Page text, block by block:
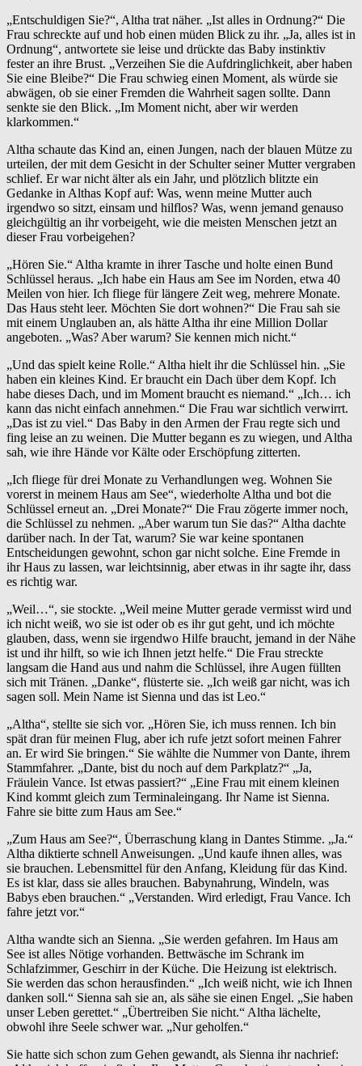
„Entschuldigen Sie?“, Altha trat näher. „Ist alles in Ordnung?“ Die
Frau schreckte auf und hob einen müden Blick zu ihr. „Ja, alles ist in
Ordnung“, antwortete sie leise und drückte das Baby instinktiv
fester an ihre Brust. „Verzeihen Sie die Aufdringlichkeit, aber haben
Sie eine Bleibe?“ Die Frau schwieg einen Moment, als würde sie
abwägen, ob sie einer Fremden die Wahrheit sagen sollte. Dann
senkte sie den Blick. „Im Moment nicht, aber wir werden
klarkommen.“
Altha schaute das Kind an, einen Jungen, nach der blauen Mütze zu
urteilen, der mit dem Gesicht in der Schulter seiner Mutter vergraben
schlief. Er war nicht älter als ein Jahr, und plötzlich blitzte ein
Gedanke in Althas Kopf auf: Was, wenn meine Mutter auch
irgendwo so sitzt, einsam und hilflos? Was, wenn jemand genauso
gleichgültig an ihr vorbeigeht, wie die meisten Menschen jetzt an
dieser Frau vorbeigehen?
„Hören Sie.“ Altha kramte in ihrer Tasche und holte einen Bund
Schlüssel heraus. „Ich habe ein Haus am See im Norden, etwa 40
Meilen von hier. Ich fliege für längere Zeit weg, mehrere Monate.
Das Haus steht leer. Möchten Sie dort wohnen?“ Die Frau sah sie
mit einem Unglauben an, als hätte Altha ihr eine Million Dollar
angeboten. „Was? Aber warum? Sie kennen mich nicht.“
„Und das spielt keine Rolle.“ Altha hielt ihr die Schlüssel hin. „Sie
haben ein kleines Kind. Er braucht ein Dach über dem Kopf. Ich
habe dieses Dach, und im Moment braucht es niemand.“ „Ich… ich
kann das nicht einfach annehmen.“ Die Frau war sichtlich verwirrt.
„Das ist zu viel.“ Das Baby in den Armen der Frau regte sich und
fing leise an zu weinen. Die Mutter begann es zu wiegen, und Altha
sah, wie ihre Hände vor Kälte oder Erschöpfung zitterten.
„Ich fliege für drei Monate zu Verhandlungen weg. Wohnen Sie
vorerst in meinem Haus am See“, wiederholte Altha und bot die
Schlüssel erneut an. „Drei Monate?“ Die Frau zögerte immer noch,
die Schlüssel zu nehmen. „Aber warum tun Sie das?“ Altha dachte
darüber nach. In der Tat, warum? Sie war keine spontanen
Entscheidungen gewohnt, schon gar nicht solche. Eine Fremde in
ihr Haus zu lassen, war leichtsinnig, aber etwas in ihr sagte ihr, dass
es richtig war.
„Weil…“, sie stockte. „Weil meine Mutter gerade vermisst wird und
ich nicht weiß, wo sie ist oder ob es ihr gut geht, und ich möchte
glauben, dass, wenn sie irgendwo Hilfe braucht, jemand in der Nähe
ist und ihr hilft, so wie ich Ihnen jetzt helfe.“ Die Frau streckte
langsam die Hand aus und nahm die Schlüssel, ihre Augen füllten
sich mit Tränen. „Danke“, flüsterte sie. „Ich weiß gar nicht, was ich
sagen soll. Mein Name ist Sienna und das ist Leo.“
„Altha“, stellte sie sich vor. „Hören Sie, ich muss rennen. Ich bin
spät dran für meinen Flug, aber ich rufe jetzt sofort meinen Fahrer
an. Er wird Sie bringen.“ Sie wählte die Nummer von Dante, ihrem
Stammfahrer. „Dante, bist du noch auf dem Parkplatz?“ „Ja,
Fräulein Vance. Ist etwas passiert?“ „Eine Frau mit einem kleinen
Kind kommt gleich zum Terminaleingang. Ihr Name ist Sienna.
Fahre sie bitte zum Haus am See.“
„Zum Haus am See?“, Überraschung klang in Dantes Stimme. „Ja.“
Altha diktierte schnell Anweisungen. „Und kaufe ihnen alles, was
sie brauchen. Lebensmittel für den Anfang, Kleidung für das Kind.
Es ist klar, dass sie alles brauchen. Babynahrung, Windeln, was
Babys eben brauchen.“ „Verstanden. Wird erledigt, Frau Vance. Ich
fahre jetzt vor.“
Altha wandte sich an Sienna. „Sie werden gefahren. Im Haus am
See ist alles Nötige vorhanden. Bettwäsche im Schrank im
Schlafzimmer, Geschirr in der Küche. Die Heizung ist elektrisch.
Sie werden das schon herausfinden.“ „Ich weiß nicht, wie ich Ihnen
danken soll.“ Sienna sah sie an, als sähe sie einen Engel. „Sie haben
unser Leben gerettet.“ „Übertreiben Sie nicht.“ Altha lächelte,
obwohl ihre Seele schwer war. „Nur geholfen.“
Sie hatte sich schon zum Gehen gewandt, als Sienna ihr nachrief: